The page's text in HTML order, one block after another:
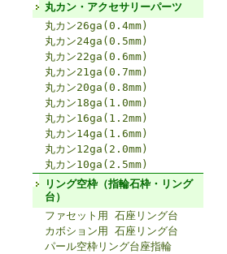
丸カン・アクセサリーパーツ
丸カン26ga(0.4mm)
丸カン24ga(0.5mm)
丸カン22ga(0.6mm)
丸カン21ga(0.7mm)
丸カン20ga(0.8mm)
丸カン18ga(1.0mm)
丸カン16ga(1.2mm)
丸カン14ga(1.6mm)
丸カン12ga(2.0mm)
丸カン10ga(2.5mm)
リング空枠（指輪石枠・リング
台）
ファセット用 石座リング台
カボション用 石座リング台
パール空枠リング台座指輪